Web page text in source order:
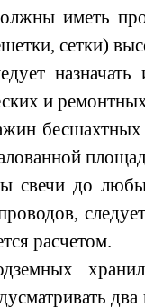
иметь
сетки)
и
бесшахтных
свечи до
расчетом.